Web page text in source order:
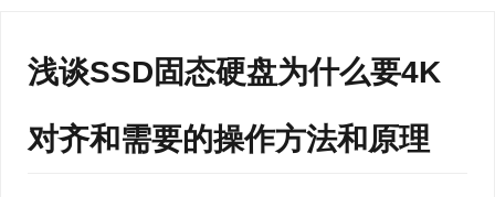
浅谈SSD固态硬盘为什么要4K
对齐和需要的操作方法和原理